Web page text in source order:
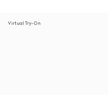
Virtual Try-On